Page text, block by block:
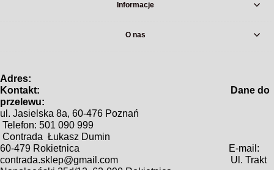
Informacje
O nas
Adres:
Kontakt: Dane do
prze lewu:
ul. Jasielska 8a, 60-476 Poznań
Telefon: 501 090 999
Contrada Łukasz Dumin
60-479 Rokietnica
E-mail:
contrada.sklep@gmail.com
Ul. Trakt